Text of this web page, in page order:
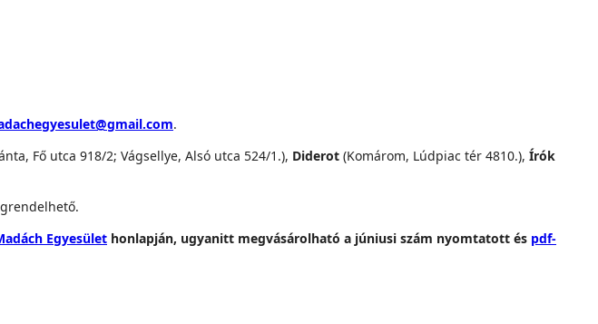
.
Fő utca 918/2; Vágsellye, Alsó utca 524/1.), Diderot (Komárom, Lúdpiac tér 4810.), Írók
Egyesület honlapján, ugyanitt megvásárolható a júniusi szám nyomtatott és pdf-